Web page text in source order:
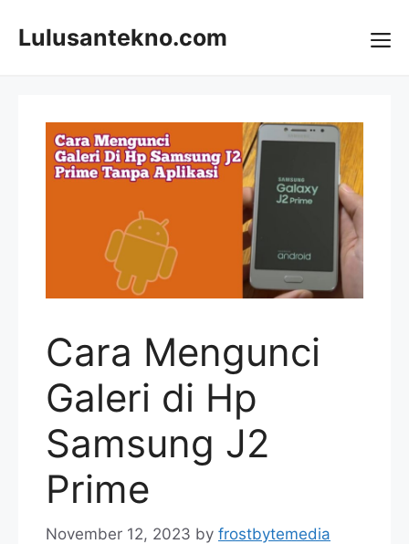
Lulusantekno.com
Cara Mengunci
Galeri di Hp
Samsung J2
Prime
November 12, 2023 by frostbytemedia